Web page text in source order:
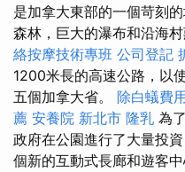
是加拿大東部的一個苛刻
森林，巨大的瀑布和沿海村
絡按摩技術專班 公司登記
1200米長的高速公路，以
五個加拿大省。 除白蟻費
薦 安養院 新北市 隆乳 為
政府在公園進行了大量投
個新的互動式長廊和遊客